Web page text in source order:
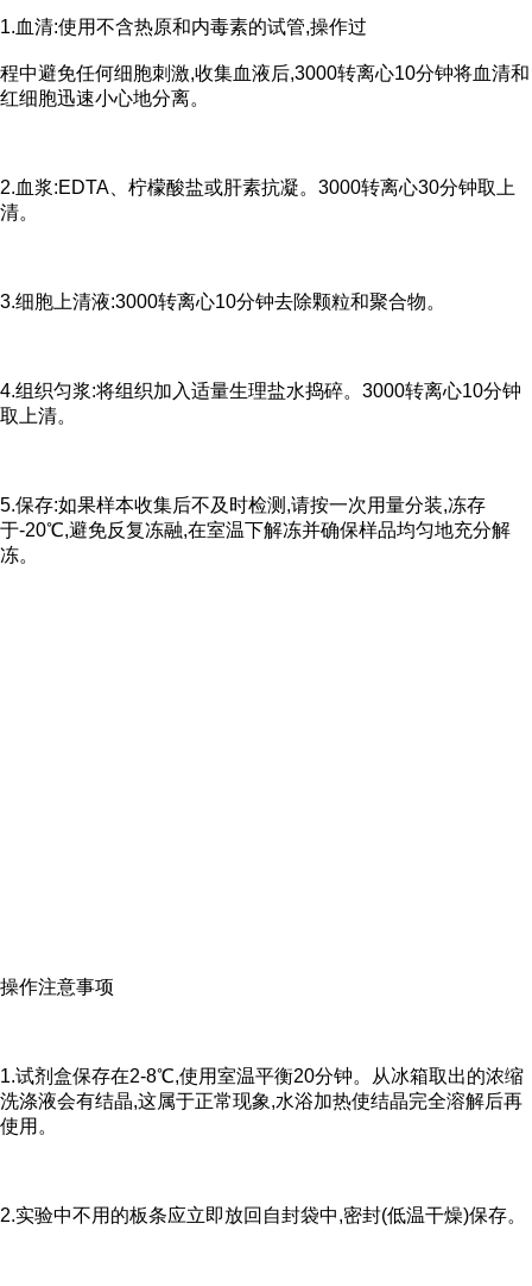
1.血清:使用不含热原和内毒素的试管,操作过
程中避免任何细胞刺激,收集血液后,3000转离心10分钟将血清和
红细胞迅速小心地分离。
2.血浆:EDTA、柠檬酸盐或肝素抗凝。3000转离心30分钟取上
清。
3.细胞上清液:3000转离心10分钟去除颗粒和聚合物。
4.组织匀浆:将组织加入适量生理盐水捣碎。3000转离心10分钟
取上清。
5.保存:如果样本收集后不及时检测,请按一次用量分装,冻存
于-20℃,避免反复冻融,在室温下解冻并确保样品均匀地充分解
冻。
操作注意事项
1.试剂盒保存在2-8℃,使用室温平衡20分钟。从冰箱取出的浓缩
洗涤液会有结晶,这属于正常现象,水浴加热使结晶完全溶解后再
使用。
2.实验中不用的板条应立即放回自封袋中,密封(低温干燥)保存。